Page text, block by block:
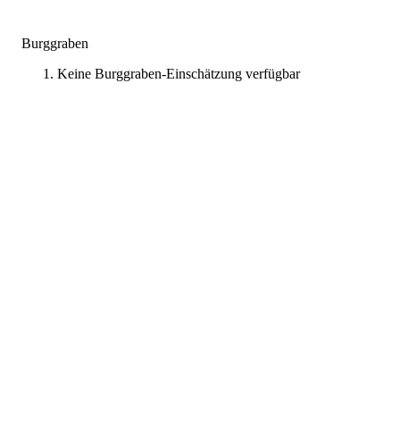
Burggraben
Keine Burggraben-Einschätzung verfügbar